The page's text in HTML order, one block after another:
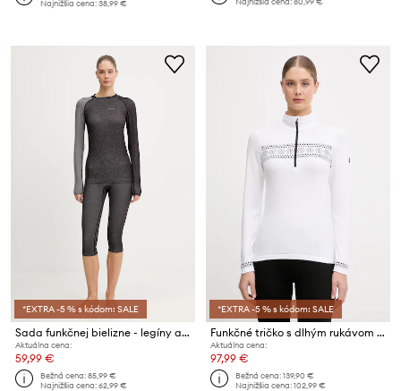
Najnižšia cena:38,99 €
*EXTRA -5 % s kódom: SALE
Sada funkčnej bielizne - legíny a tričko s dlhým rukávom Viking Mounti
Aktuálna cena:
59,99 €
Bežná cena:85,99 €
Najnižšia cena:62,99 €
*EXTRA -5 % s kódom: SALE
Funkčné tričko s dlhým rukávom Newland LADY T-NECK
Aktuálna cena:
97,99 €
Bežná cena:139,90 €
Najnižšia cena:102,99 €